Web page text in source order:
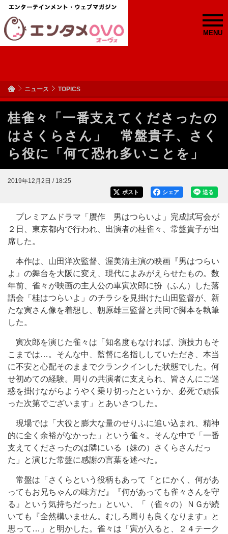
MENU
ニュース TOPICS
桂雀々「一番支えてくださったの
はさくらさん」 常盤貴子、さく
ら役に「何て恐れ多いことを」
2019年12月2日 / 18:25
送る
シェア
ポスト
プレミアムドラマ「贋作 男はつらいよ」完成試写会が
２日、東京都内で行われ、出演者の桂雀々、常盤貴子が出
席した。
本作は、山田洋次監督、渥美清主演の映画『男はつらい
よ』の舞台を大阪に変え、現代によみがえらせたもの。数
年前、雀々が映画の主人公の車寅次郎に扮（ふん）した落
語会「桂はつらいよ」のチラシを見掛けた山田監督が、新
たな寅さん像を着想し、朝原雄三監督と共同で脚本を執筆
した。
寅次郎を演じた雀々は「知名度もなければ、演技力もそ
こまでは…。そんな中、監督に名指ししていただき、本当
に不安と心配そのままでクランクインした状態でした。何
せ初めての経験。周りの共演者に支えられ、皆さんにご迷
惑を掛けながらようやく乗り切ったというか、必死で頑張
った次第でございます」とあいさつした。
現場では「大役と膨大な量のせりふに追い込まれ、精神
的に全く余裕がなかった」という雀々。そんな中で「一番
支えてくださったのは隣にいる（妹の）さくらさんだっ
た」と演じた常盤に感謝の言葉を述べた。
常盤は「さくらという役柄もあって『とにかく、何があ
ってもお兄ちゃんの味方だ』『何があっても雀々さんを守
る』という気持ちだった」といい、「（雀々の）ＮＧが続
いても『全然構いません。むしろ周りも良くなります』と
思って…」と明かした。雀々は「寅が入ると、２４テーク